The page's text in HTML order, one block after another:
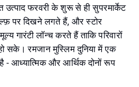
फरवरी के शुरू से ही सुपरमार्केट
पर दिखने लगते हैं, और स्टोर
गारंटी लॉन्च करते हैं ताकि परिवारों
सके। रमजान मुस्लिम दुनिया में एक
- आध्यात्मिक और आर्थिक दोनों रूप